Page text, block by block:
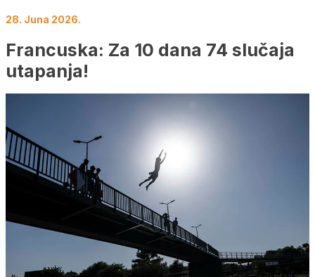
28. Juna 2026.
Francuska: Za 10 dana 74 slučaja
utapanja!